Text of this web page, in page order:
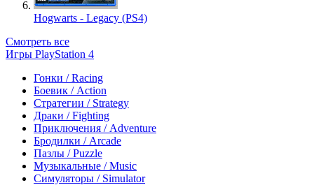
Hogwarts - Legacy (PS4)
Смотреть все
Игры PlayStation 4
Гонки / Racing
Боевик / Action
Стратегии / Strategy
Драки / Fighting
Приключения / Adventure
Бродилки / Arcade
Пазлы / Puzzle
Музыкальные / Music
Симуляторы / Simulator